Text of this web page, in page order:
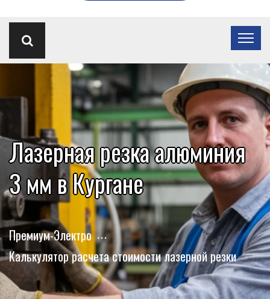
Лазерная резка алюминия
3 мм в Кургане
Премиум-Электро
Калькулятор расчета стоимости лазерной резки